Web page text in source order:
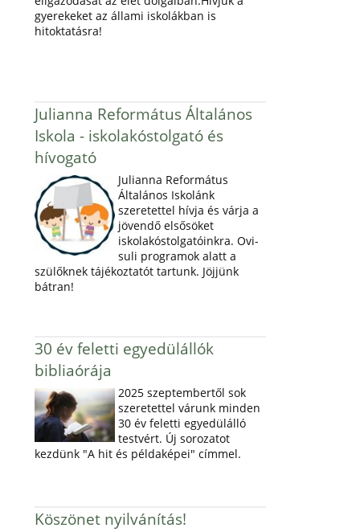
gyerekeket az állami iskolákban is
hitoktatásra!
Julianna Református Általános
Iskola - iskolakóstolgató és
hívogató
Julianna Református
Általános Iskolánk
szeretettel hívja és várja a
jövendő elsősöket
iskolakóstolgatóinkra. Ovi-
suli programok alatt a
szülőknek tájékoztatót tartunk. Jöjjünk
bátran!
30 év feletti egyedülállók
bibliaórája
2025 szeptembertől sok
szeretettel várunk minden
30 év feletti egyedülálló
testvért. Új sorozatot
kezdünk "A hit és példaképei" címmel.
Köszönet nyilvánítás!